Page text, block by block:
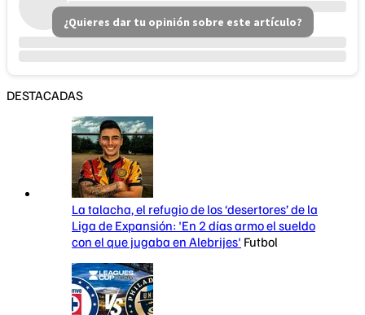
¿Quieres dar tu opinión sobre este artículo?
DESTACADAS
La talacha, el refugio de los ‘desertores’ de la
Liga de Expansión: 'En 2 días armo el sueldo
con el que jugaba en Alebrijes' Futbol